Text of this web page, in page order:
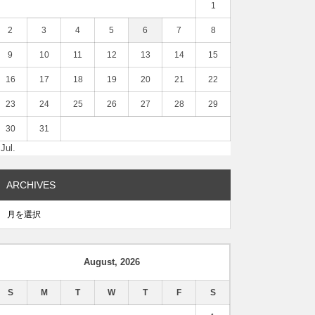
1
2 3 4 5 6 7 8
9 10 11 12 13 14 15
16 17 18 19 20 21 22
23 24 25 26 27 28 29
30 31
ARCHIVES
August, 2026
S M T W T F S